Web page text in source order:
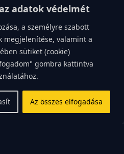
adatok védelmét
a személyre szabott
megjelenítése, valamint a
sütiket (cookie)
gombra kattintva
Az összes elfogadása
hidratáció jelentőségét
és javítja az emésztést.
hogy az éhségérzetet
Egy pohár víz
az éhségérzetet és
A megfelelő hidratáció